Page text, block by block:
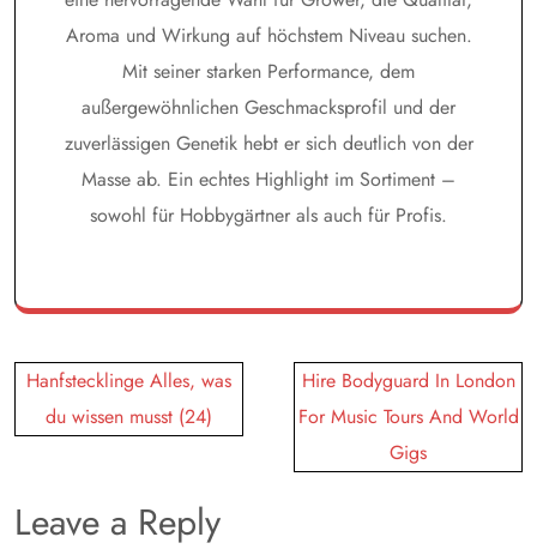
Aroma und Wirkung auf höchstem Niveau suchen.
Mit seiner starken Performance, dem
außergewöhnlichen Geschmacksprofil und der
zuverlässigen Genetik hebt er sich deutlich von der
Masse ab. Ein echtes Highlight im Sortiment –
sowohl für Hobbygärtner als auch für Profis.
Post
navigation
Hanfstecklinge Alles, was
du wissen musst (24)
Hire Bodyguard In London
For Music Tours And World
Gigs
Leave a Reply